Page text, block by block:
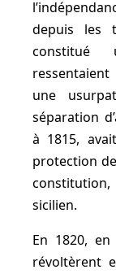
depuis les
constitué
une
séparation
à 1815,
protection
sicilien.
En 1820,
révoltèrent